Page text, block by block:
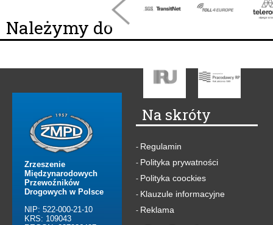
Należymy do
Zrzeszenie
Międzynarodowych
Przewoźników
Drogowych w Polsce
NIP: 522-000-21-10
KRS: 109043
Na skróty
- Regulamin
- Polityka prywatności
- Polityka coockies
- Klauzule informacyjne
- Reklama